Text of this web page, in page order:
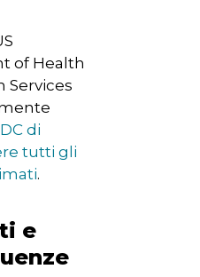
of Health
Services
di
tutti gli
.
e